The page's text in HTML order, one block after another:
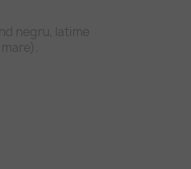
negru, latime